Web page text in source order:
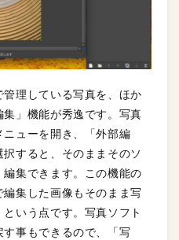
理している写真を、ほか
」機能が秀逸です。写真
ューを開き、「外部編
すると、そのままそのソ
集できます。この機能の
集した画像もそのまま写
いう点です。写真ソフト
事もできるので、「写